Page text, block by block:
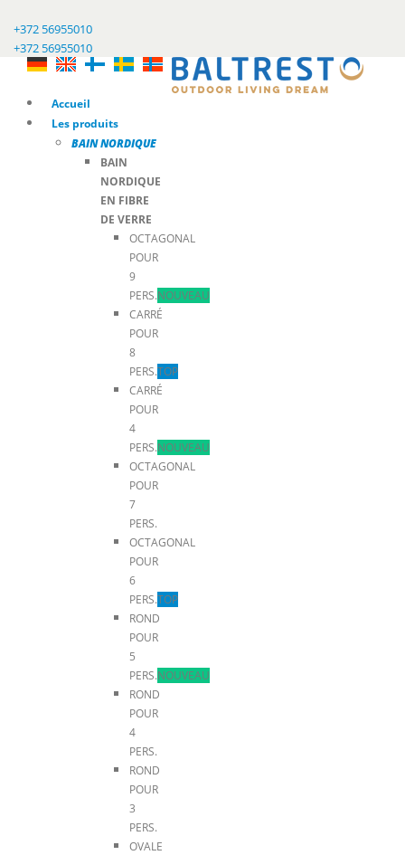
+372 56955010
+372 56955010
Accueil
Les produits
BAIN NORDIQUE
BAIN
NORDIQUE
EN FIBRE
DE VERRE
OCTAGONAL
POUR
9
PERS.NOUVEAU
CARRÉ
POUR
8
PERS.TOP
CARRÉ
POUR
4
PERS.NOUVEAU
OCTAGONAL
POUR
7
PERS.
OCTAGONAL
POUR
6
PERS.TOP
ROND
POUR
5
PERS.NOUVEAU
ROND
POUR
4
PERS.
ROND
POUR
3
PERS.
OVALE